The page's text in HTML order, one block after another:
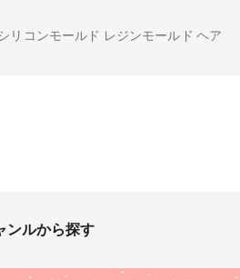
リコンモールド レジンモールド ヘア
ンルから探す